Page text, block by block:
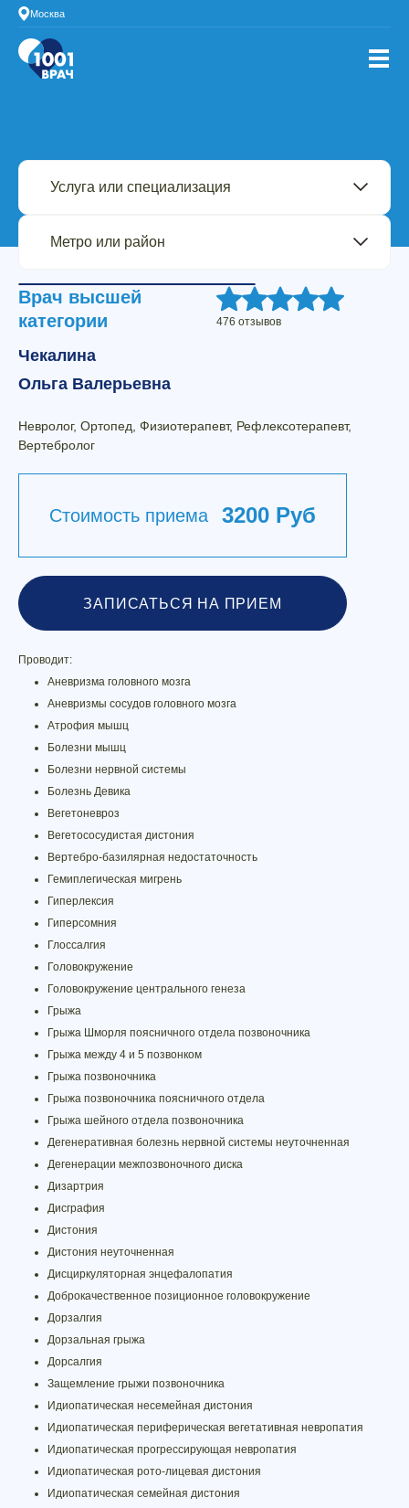
Москва
Врач высшей
категории
476 отзывов
Чекалина
Ольга Валерьевна
Невролог, Ортопед, Физиотерапевт, Рефлексотерапевт,
Вертебролог
Стоимость приема 3200 Руб
ЗАПИСАТЬСЯ НА ПРИЕМ
Проводит:
Аневризма головного мозга
Аневризмы сосудов головного мозга
Атрофия мышц
Болезни мышц
Болезни нервной системы
Болезнь Девика
Вегетоневроз
Вегетососудистая дистония
Вертебро-базилярная недостаточность
Гемиплегическая мигрень
Гиперлексия
Гиперсомния
Глоссалгия
Головокружение
Головокружение центрального генеза
Грыжа
Грыжа Шморля поясничного отдела позвоночника
Грыжа между 4 и 5 позвонком
Грыжа позвоночника
Грыжа позвоночника поясничного отдела
Грыжа шейного отдела позвоночника
Дегенеративная болезнь нервной системы неуточненная
Дегенерации межпозвоночного диска
Дизартрия
Дисграфия
Дистония
Дистония неуточненная
Дисциркуляторная энцефалопатия
Доброкачественное позиционное головокружение
Дорзалгия
Дорзальная грыжа
Дорсалгия
Защемление грыжи позвоночника
Идиопатическая несемейная дистония
Идиопатическая периферическая вегетативная невропатия
Идиопатическая прогрессирующая невропатия
Идиопатическая рото-лицевая дистония
Идиопатическая семейная дистония